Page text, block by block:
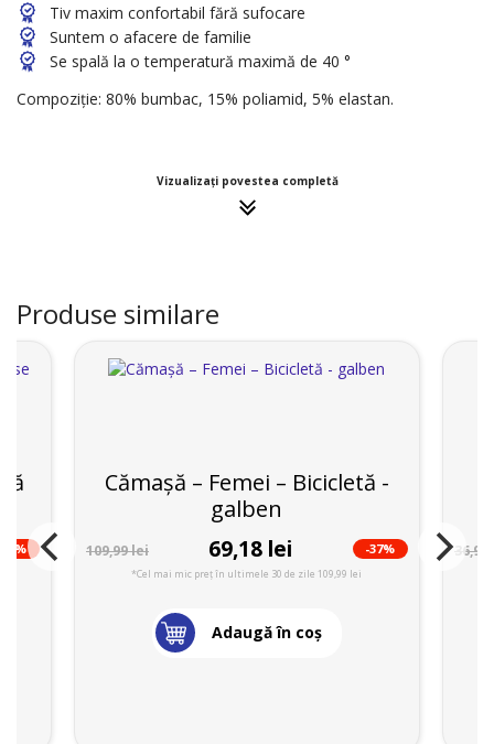
Tiv maxim confortabil fără sufocare
Suntem o afacere de familie
Se spală la o temperatură maximă de 40 °
Compoziție: 80% bumbac, 15% poliamid, 5% elastan.
Vizualizați povestea completă
Produse similare
Cămașă – Femei – Bicicletă -
galben
109,99 lei 69,18 lei -37%
*Cel mai mic preț în ultimele 30 de zile 109,99 lei
Adaugă în coş